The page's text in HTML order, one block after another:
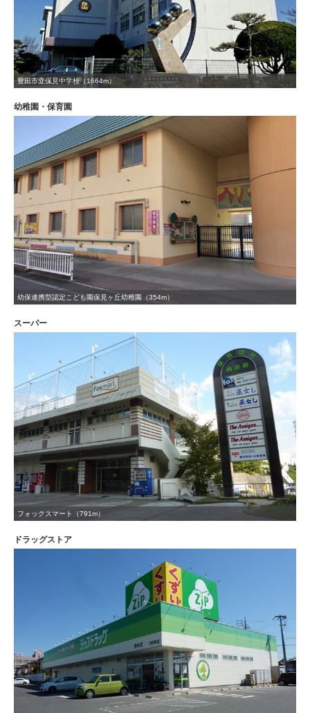
豊田市立保見中学校（1664m）
幼稚園・保育園
幼保連携型認定こども園保見ヶ丘幼稚園（354m）
スーパー
フォックスマート（791m）
ドラッグストア